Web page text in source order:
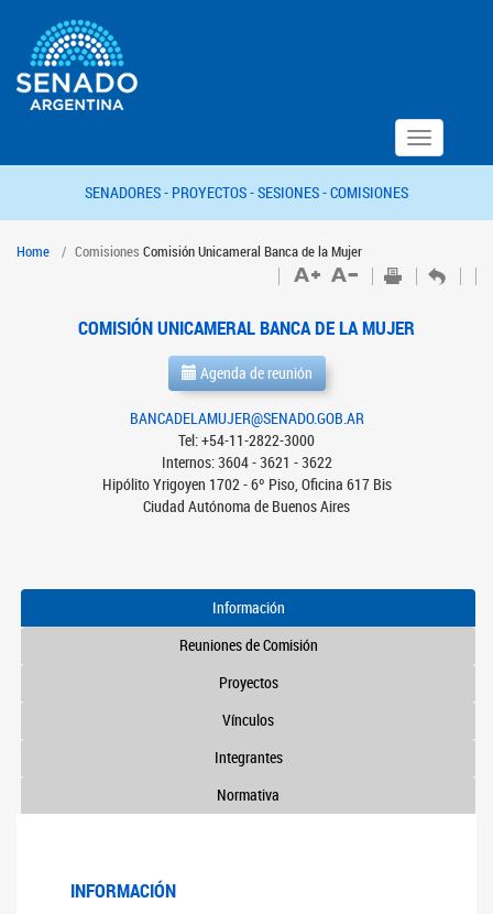
Toggle
navigation
SENADORES - PROYECTOS -SESIONES -COMISIONES
Home Comisiones Comisión Unicameral Banca de la Mujer
COMISIÓN UNICAMERAL BANCA DE LA MUJER
Agenda de reunión
BANCADELAMUJER@SENADO.GOB.AR
Tel: +54-11-2822-3000
Internos: 3604 - 3621 - 3622
Hipólito Yrigoyen 1702 - 6º Piso, Oficina 617 Bis
Ciudad Autónoma de Buenos Aires
Información
Reuniones de Comisión
Proyectos
Vínculos
Integrantes
Normativa
INFORMACIÓN